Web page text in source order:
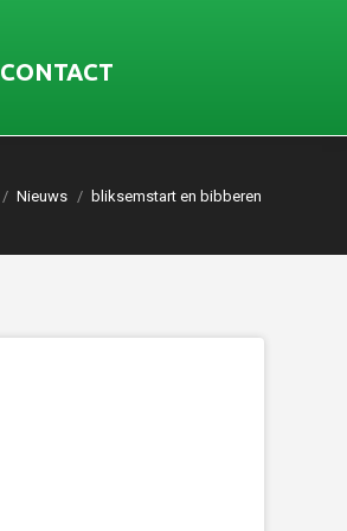
CONTACT
Nieuws bliksemstart en bibberen